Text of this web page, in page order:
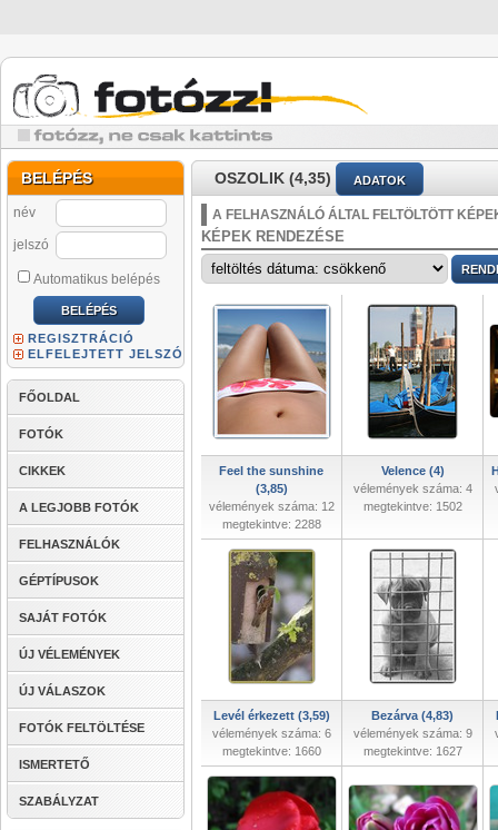
BELÉPÉS
név
jelszó
Automatikus belépés
REGISZTRÁCIÓ
ELFELEJTETT JELSZÓ
FŐOLDAL
FOTÓK
CIKKEK
A LEGJOBB FOTÓK
FELHASZNÁLÓK
GÉPTÍPUSOK
SAJÁT FOTÓK
ÚJ VÉLEMÉNYEK
ÚJ VÁLASZOK
FOTÓK FELTÖLTÉSE
ISMERTETŐ
SZABÁLYZAT
OSZOLIK (4,35) ADATOK
A FELHASZNÁLÓ ÁLTAL FELTÖLTÖTT
KÉPEK RENDEZÉSE
Feel the sunshine
(3,85)
vélemények száma: 12
megtekintve: 2288
Velence (4)
vélemények száma: 4
megtekintve: 1502
Levél érkezett (3,59)
vélemények száma: 6
megtekintve: 1660
Bezárva (4,83)
vélemények száma: 9
megtekintve: 1627